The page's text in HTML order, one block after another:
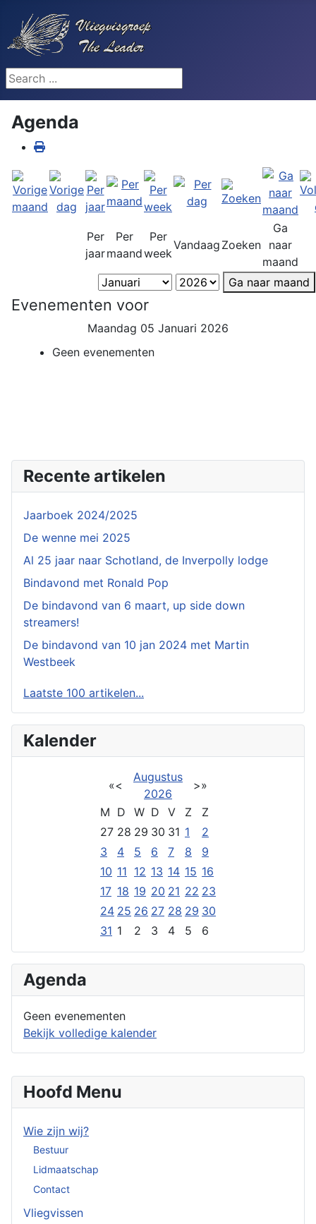
Search ...
Hoofd Menu
Wie zijn wij?
Bestuur
Lidmaatschap
Contact
Vliegvissen
Agenda
Per
jaar
Per
maand
Per
week
Vandaag Zoeken
Ga
naar
maand
Ga naar maand
Evenementen voor
Maandag 05 Januari 2026
Geen evenementen
Recente artikelen
Jaarboek 2024/2025
De wenne mei 2025
Al 25 jaar naar Schotland, de Inverpolly lodge
Bindavond met Ronald Pop
De bindavond van 6 maart, up side down
streamers!
De bindavond van 10 jan 2024 met Martin
Westbeek
Laatste 100 artikelen...
Kalender
«<
Augustus
2026
>»
M D W D V Z
Z
27 28 29 30 31 1
2
3
4 5 6 7 8
9
10 11 12 13 14 15 16
17 18 19 20 21 22 23
24 25 26 27 28 29 30
31 1 2 3 4 5 6
Agenda
Geen evenementen
Bekijk volledige kalender